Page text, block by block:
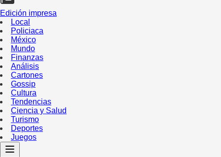
Edición impresa
Local
Policiaca
México
Mundo
Finanzas
Análisis
Cartones
Gossip
Cultura
Tendencias
Ciencia y Salud
Turismo
Deportes
Juegos